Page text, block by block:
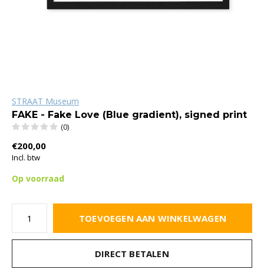
STRAAT Museum
FAKE - Fake Love (Blue gradient), signed print
(0)
€200,00
Incl. btw
Op voorraad
TOEVOEGEN AAN WINKELWAGEN
DIRECT BETALEN